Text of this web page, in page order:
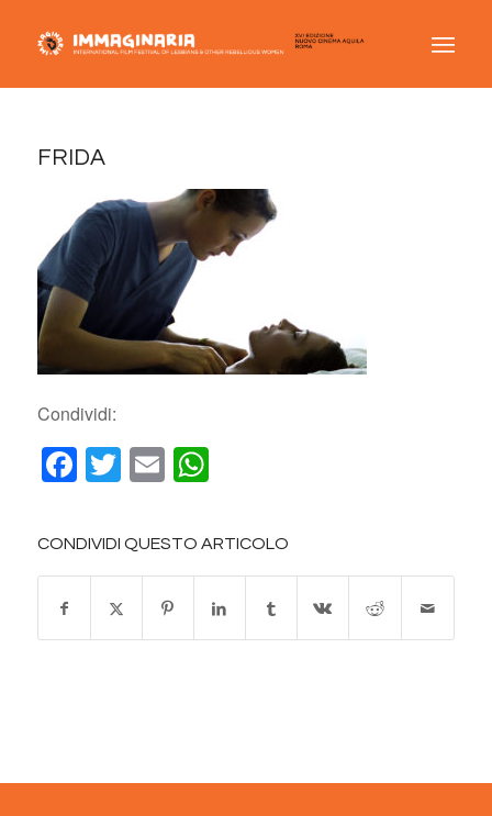
FRIDA
Condividi:
Facebook
Twitter
EmailWhatsApp
CONDIVIDI QUESTO ARTICOLO